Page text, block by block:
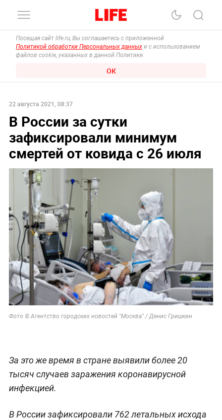
Посещая сайт life.ru, Вы соглашаетесь с приложенной
Политикой обработки Персональных данных и с использованием
файлов cookie, указанных в данной Политике.
ОК
22 августа 2021, 08:37
В России за сутки
зафиксировали минимум
смертей от ковида с 26 июля
Фото © Агентство городских новостей "Москва" / Денис Гришкин
За это же время в стране выявили более 20
тысяч случаев заражения коронавирусной
инфекцией.
В России зафиксировали 762 летальных исхода